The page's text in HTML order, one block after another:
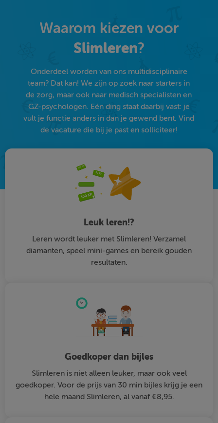
Waarom kiezen voor
Slimleren?
Onderdeel worden van ons multidisciplinaire
team? Dat kan! We zijn op zoek naar starters in
de zorg, maar ook naar medisch specialisten en
GZ-psychologen. Eén ding staat daarbij vast: je
vult je functie anders in dan je gewend bent. Vind
de vacature die bij je past en solliciteer!
Leuk leren!?
Leren wordt leuker met Slimleren! Verzamel
diamanten, speel mini-games en bereik gouden
resultaten.
Goedkoper dan bijles
Slimleren is niet alleen leuker, maar ook veel
goedkoper. Voor de prijs van 30 min bijles krijg je een
hele maand Slimleren, al vanaf €8,95.